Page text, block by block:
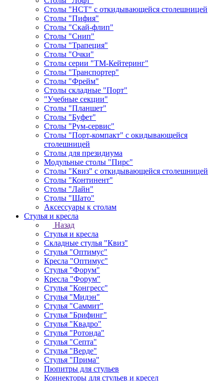
Столы "НСТ" с откидывающейся столешницей
Столы "Пифия"
Столы "Скай-флип"
Столы "Снип"
Столы "Трапеция"
Столы "Очки"
Столы серии "ТМ-Кейтеринг"
Столы "Транспортер"
Столы "Фрейм"
Столы складные "Порт"
"Учебные секции"
Столы "Планшет"
Столы "Буфет"
Столы "Рум-сервис"
Столы "Порт-компакт" с окидывающейся
столешницей
Столы для президиума
Модульные столы "Пирс"
Столы "Квиз" с откидывающейся столешницей
Столы "Континент"
Столы "Лайн"
Столы "Шато"
Аксессуары к столам
Стулья и кресла
Назад
Стулья и кресла
Складные стулья "Квиз"
Стулья "Оптимус"
Кресла "Оптимус"
Стулья "Форум"
Кресла "Форум"
Стулья "Конгресс"
Стулья "Мидэн"
Стулья "Саммит"
Стулья "Брифинг"
Стулья "Квадро"
Стулья "Ротонда"
Стулья "Септа"
Стулья "Верде"
Стулья "Прима"
Пюпитры для стульев
Коннекторы для стульев и кресел